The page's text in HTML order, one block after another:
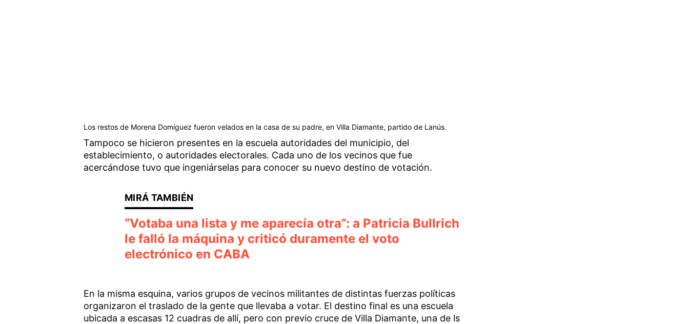
Los restos de Morena Domíguez fueron velados en la casa de su padre, en Villa Diamante, partido de Lanús.
Tampoco se hicieron presentes en la escuela autoridades del municipio, del
establecimiento, o autoridades electorales. Cada uno de los vecinos que fue
acercándose tuvo que ingeniárselas para conocer su nuevo destino de votación.
“Votaba una lista y me aparecía otra”: a Patricia Bullrich
le falló la máquina y criticó duramente el voto
electrónico en CABA
En la misma esquina, varios grupos de vecinos militantes de distintas fuerzas políticas
organizaron el traslado de la gente que llevaba a votar. El destino final es una escuela
ubicada a escasas 12 cuadras de allí, pero con previo cruce de Villa Diamante, una de ls